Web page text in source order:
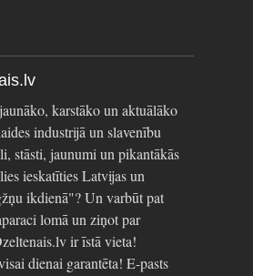
karstāko un aktuālāko
industrijā un slavenību
stāsti, jaunumi un pikantākās
ieskatīties Latvijas un
ikdienā"? Un varbūt pat
lomā un ziņot par
ir īstā vieta!
dienai garantēta! E-pasts